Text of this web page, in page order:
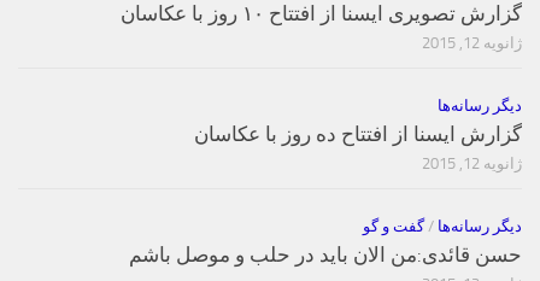
گزارش تصویری ایسنا از افتتاح ۱۰ روز با عکاسان
ژانویه 12, 2015
دیگر رسانه‌ها
گزارش ایسنا از افتتاح ده روز با عکاسان
ژانویه 12, 2015
دیگر رسانه‌ها /گفت و گو
حسن قائدی:من الان باید در حلب و موصل باشم